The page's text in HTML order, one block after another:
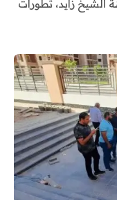
زايد، تطورات